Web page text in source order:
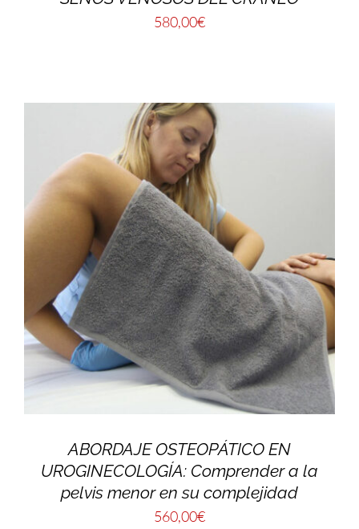
580,00€
ABORDAJE OSTEOPÁTICO EN
UROGINECOLOGÍA: Comprender a la
pelvis menor en su complejidad
560,00€